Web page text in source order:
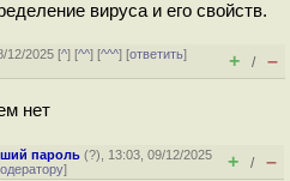
вируса и его свойств.
12/2025 [^] [^^] [^^^] [ответить]
+ / –
нет
пароль (?), 13:03, 09/12/2025
] + / –